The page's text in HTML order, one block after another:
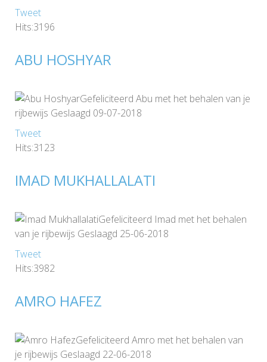
Tweet
Hits:3196
ABU HOSHYAR
Gefeliciteerd Abu met het behalen van je
rijbewijs Geslaagd 09-07-2018
Tweet
Hits:3123
IMAD MUKHALLALATI
Gefeliciteerd Imad met het behalen
van je rijbewijs Geslaagd 25-06-2018
Tweet
Hits:3982
AMRO HAFEZ
Gefeliciteerd Amro met het behalen van
je rijbewijs Geslaagd 22-06-2018